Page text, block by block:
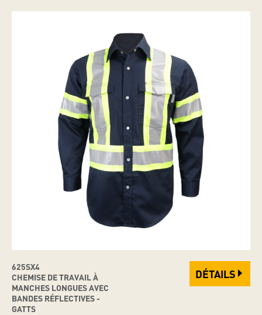
625SX4
CHEMISE DE TRAVAIL À
MANCHES LONGUES AVEC
BANDES RÉFLECTIVES -
GATTS
DÉTAILS